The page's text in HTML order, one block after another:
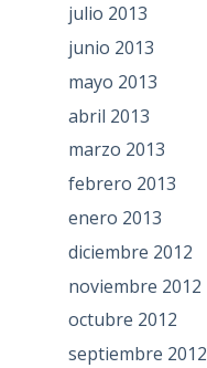
julio 2013
junio 2013
mayo 2013
abril 2013
marzo 2013
febrero 2013
enero 2013
diciembre 2012
noviembre 2012
octubre 2012
septiembre 2012